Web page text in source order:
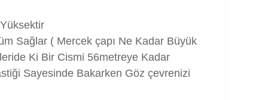
Sağlar ( Mercek çapı Ne Kadar Büyük
Ki Bir Cismi 56metreye Kadar
Sayesinde Bakarken Göz çevrenizi